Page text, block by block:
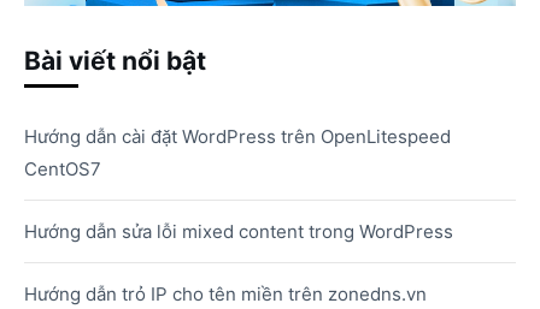
Bài viết nổi bật
Hướng dẫn cài đặt WordPress trên OpenLitespeed
CentOS7
Hướng dẫn sửa lỗi mixed content trong WordPress
Hướng dẫn trỏ IP cho tên miền trên zonedns.vn